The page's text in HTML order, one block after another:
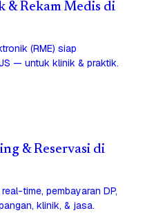
& Rekam Medis di
(RME) siap
— untuk klinik & praktik.
& Reservasi di
time, pembayaran DP,
klinik, & jasa.